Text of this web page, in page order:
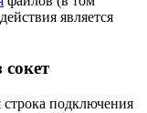
является
сокет
строка подключения